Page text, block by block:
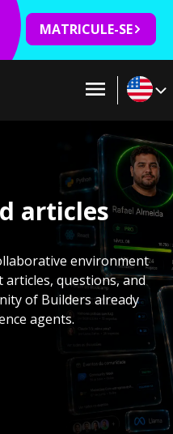
MATRICULE-SE
articles
environment
questions, and
of Builders already
agents.